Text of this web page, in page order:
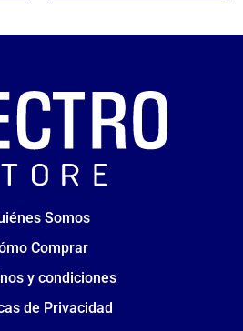
Somos
Comprar
y condiciones
de Privacidad